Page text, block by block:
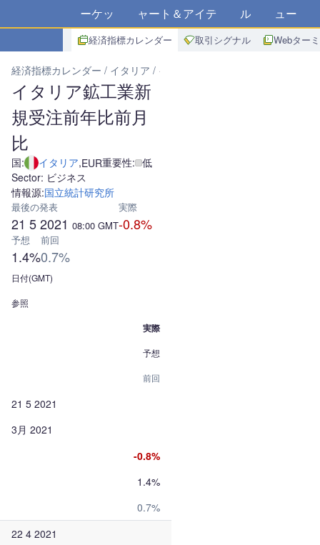
マーケット チャート＆アイデア アルゴ ニュース
経済指標カレンダー 取引シグナル Webター
経済指標カレンダー イタリア イタリア鉱工業新規受注前年比前
イタリア鉱工業新
規受注前年比前月
比
国: イタリア,EUR重要性: 低
Sector: ビジネス
情報源:国立統計研究所
最後の発表
21 5 2021 08:00 GMT
実際
-0.8%
予想
1.4%
前回
0.7%
日付(GMT)
参照
実際
予想
前回
21 5 2021
3月 2021
-0.8%
1.4%
0.7%
22 4 2021